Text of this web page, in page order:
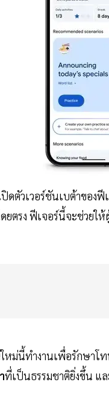
ปิดตัวเวอร์ชันเบต้าของ
ยตรง ฟีเจอร์นี้จะช่วยให้
หม่นี้ทำงานเพื่อรักษาโ
ที่เป็นธรรมชาติยิ่งขึ้น แล